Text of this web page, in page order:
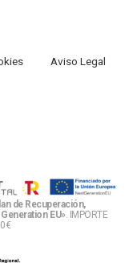
Aviso Legal
de Recuperación,
EU». IMPORTE